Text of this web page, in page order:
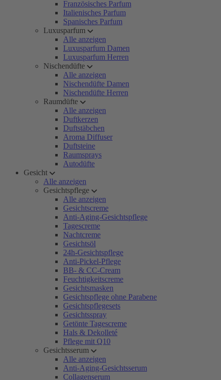
Französisches Parfum
Italienisches Parfum
Spanisches Parfum
Luxusparfum
Alle anzeigen
Luxusparfum Damen
Luxusparfum Herren
Nischendüfte
Alle anzeigen
Nischendüfte Damen
Nischendüfte Herren
Raumdüfte
Alle anzeigen
Duftkerzen
Duftstäbchen
Aroma Diffuser
Duftsteine
Raumsprays
Autodüfte
Gesicht
Alle anzeigen
Gesichtspflege
Alle anzeigen
Gesichtscreme
Anti-Aging-Gesichtspflege
Tagescreme
Nachtcreme
Gesichtsöl
24h-Gesichtspflege
Anti-Pickel-Pflege
BB- & CC-Cream
Feuchtigkeitscreme
Gesichtsmasken
Gesichtspflege ohne Parabene
Gesichtspflegesets
Gesichtsspray
Getönte Tagescreme
Hals & Dekolleté
Pflege mit Q10
Gesichtsserum
Alle anzeigen
Anti-Aging-Gesichtsserum
Collagenserum